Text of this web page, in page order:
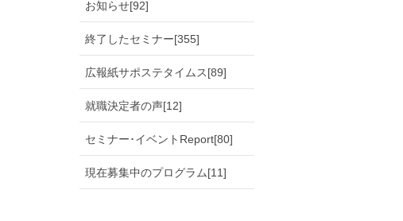
お知らせ[92]
終了したセミナー[355]
広報紙サポステタイムス[89]
就職決定者の声[12]
セミナー･イベントReport[80]
現在募集中のプログラム[11]